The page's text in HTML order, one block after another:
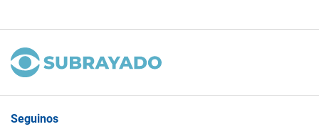
Seguinos